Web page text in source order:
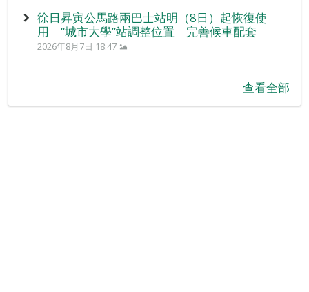
徐日昇寅公馬路兩巴士站明（8日）起恢復使
用 “城市大學”站調整位置 完善候車配套
2026年8月7日 18:47
查看全部